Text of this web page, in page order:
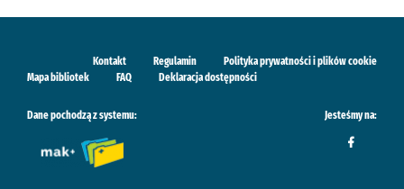
Kontakt Regulamin
Polityka prywatności i plików cookie
Mapa bibliotek
FAQ Deklaracja dostępności
Dane pochodzą z systemu: Jesteśmy na: